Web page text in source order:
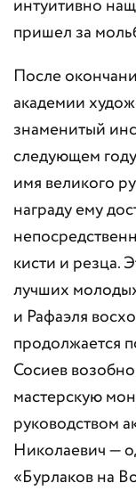
интуитивно
пришел за
После
академии
знаменитый
следующем
имя великого
награду ему
кисти и резца.
лучших
и Рафаэля
продолжается
Сосиев
мастерскую
руководством
Николаевич —
«Бурлаков на